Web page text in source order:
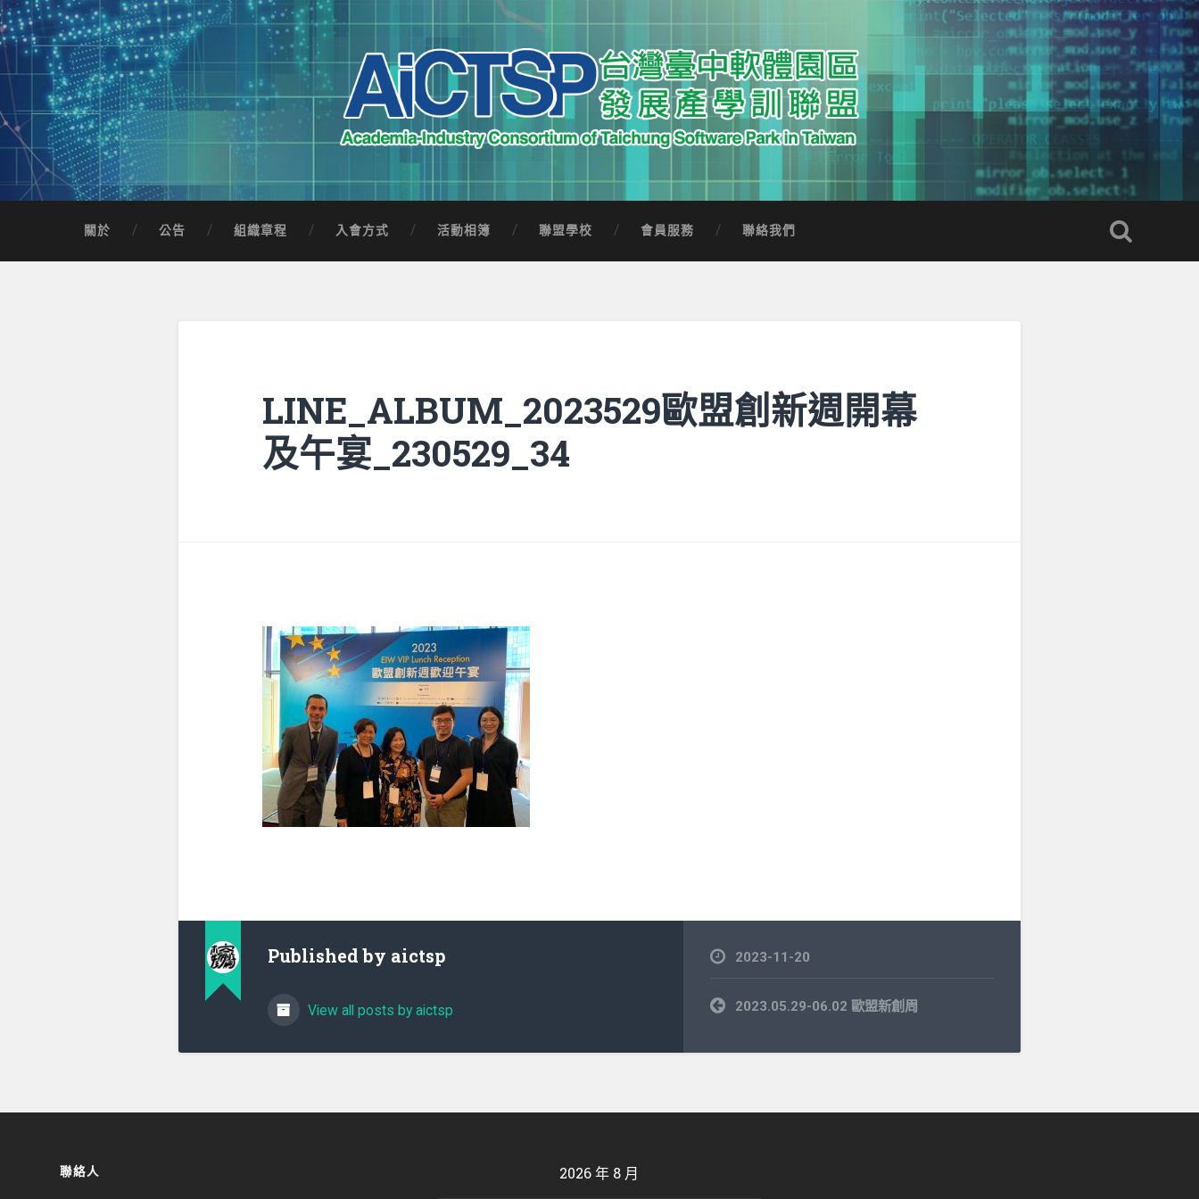
Skip
to
content
Search
AICTSP 台灣臺中軟體園區發展產學訓聯盟
Academia-Industry Consortium of Taichung Software Park in Taiwan
關於 公告 組織章程 入會方式 活動相簿 聯盟學校 會員服務 聯絡我們
LINE_ALBUM_2023529歐盟創新週開幕
及午宴_230529_34
Published by aictsp
View all posts by aictsp
2023-11-20
文
章
覽
2023.05.29-06.02 歐盟新創周
聯絡人 2026 年 8 月